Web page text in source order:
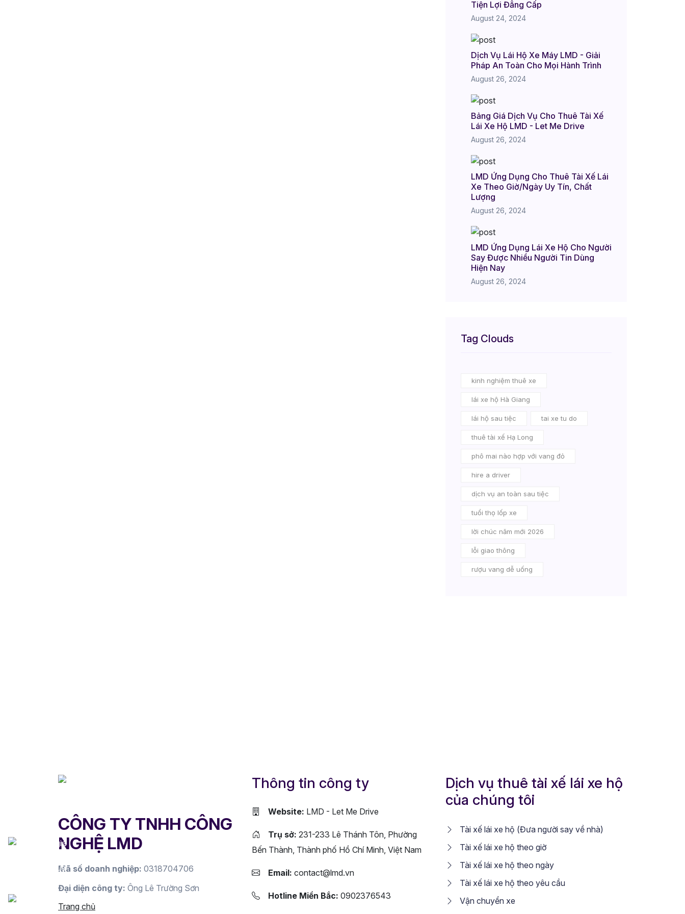
Tiện Lợi Đẳng Cấp
August 24, 2024
Dịch Vụ Lái Hộ Xe Máy LMD - Giải
Pháp An Toàn Cho Mọi Hành Trình
August 26, 2024
Bảng Giá Dịch Vụ Cho Thuê Tài Xế
Lái Xe Hộ LMD - Let Me Drive
August 26, 2024
LMD Ứng Dụng Cho Thuê Tài Xế Lái
Xe Theo Giờ/Ngày Uy Tín, Chất
Lượng
August 26, 2024
LMD Ứng Dụng Lái Xe Hộ Cho Người
Say Được Nhiều Người Tin Dùng
Hiện Nay
August 26, 2024
Tag Clouds
kinh nghiệm thuê xe
lái xe hộ Hà Giang
lái hộ sau tiệc tai xe tu do
thuê tài xế Hạ Long
phô mai nào hợp với vang đỏ
hire a driver
dịch vụ an toàn sau tiệc
tuổi thọ lốp xe
lời chúc năm mới 2026
lỗi giao thông
rượu vang dễ uống
CÔNG TY TNHH CÔNG
NGHỆ LMD
Mã số doanh nghiệp: 0318704706
Đại diện công ty: Ông Lê Trường Sơn
Trang chủ
Thông tin công ty
Website: LMD - Let Me Drive
Trụ sở: 231-233 Lê Thánh Tôn, Phường
Bến Thành, Thành phố Hồ Chí Minh, Việt Nam
Email: contact@lmd.vn
Hotline Miền Bắc: 0902376543
Dịch vụ thuê tài xế lái xe hộ
của chúng tôi
Tài xế lái xe hộ (Đưa người say về nhà)
Tài xế lái xe hộ theo giờ
Tài xế lái xe hộ theo ngày
Tài xế lái xe hộ theo yêu cầu
Vận chuyển xe